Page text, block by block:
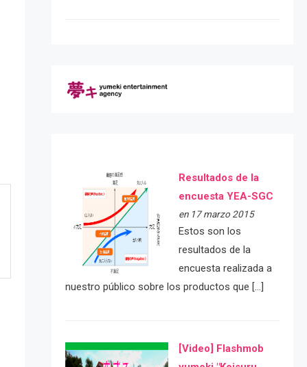
Resultados de la
encuesta YEA-SGC
en 17 marzo 2015
Estos son los
resultados de la
encuesta realizada a
nuestro público sobre los productos que […]
[Video] Flashmob